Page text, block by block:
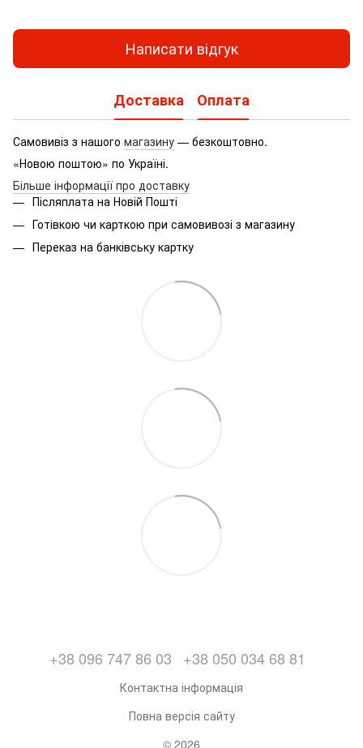
Написати відгук
Доставка Оплата
Самовивіз з нашого магазину — безкоштовно.
«Новою поштою» по Україні.
Більше інформації про доставку
Післяплата на Новій Пошті
Готівкою чи карткою при самовивозі з магазину
Переказ на банківську картку
+38 096 747 86 03 +38 050 034 68 81
Контактна інформація
Повна версія сайту
© 2026